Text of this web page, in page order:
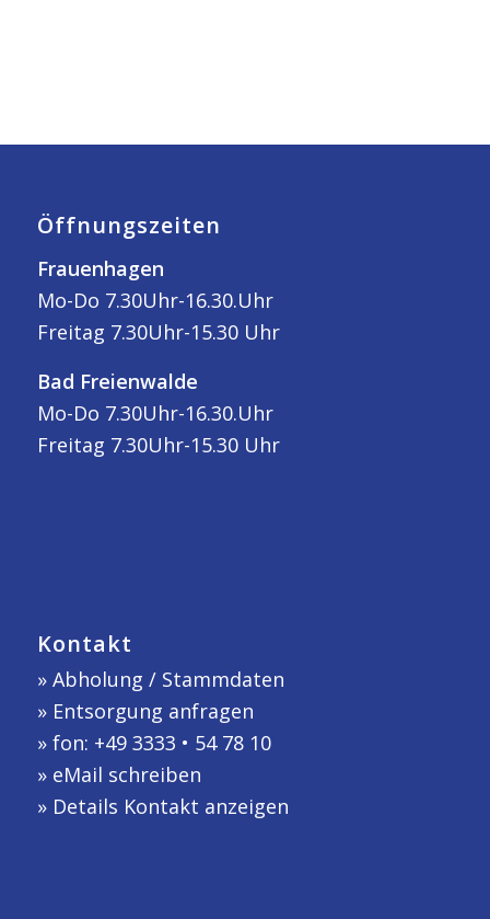
Öffnungszeiten
Frauenhagen
Mo-Do 7.30Uhr-16.30.Uhr
Freitag 7.30Uhr-15.30 Uhr
Bad Freienwalde
Mo-Do 7.30Uhr-16.30.Uhr
Freitag 7.30Uhr-15.30 Uhr
Kontakt
» Abholung / Stammdaten
» Entsorgung anfragen
» fon: +49 3333 • 54 78 10
» eMail schreiben
» Details Kontakt anzeigen